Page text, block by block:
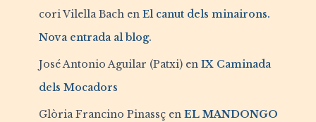
cori Vilella Bach en El canut dels minairons.
Nova entrada al blog.
José Antonio Aguilar (Patxi) en IX Caminada
dels Mocadors
Glòria Francino Pinassç en EL MANDONGO